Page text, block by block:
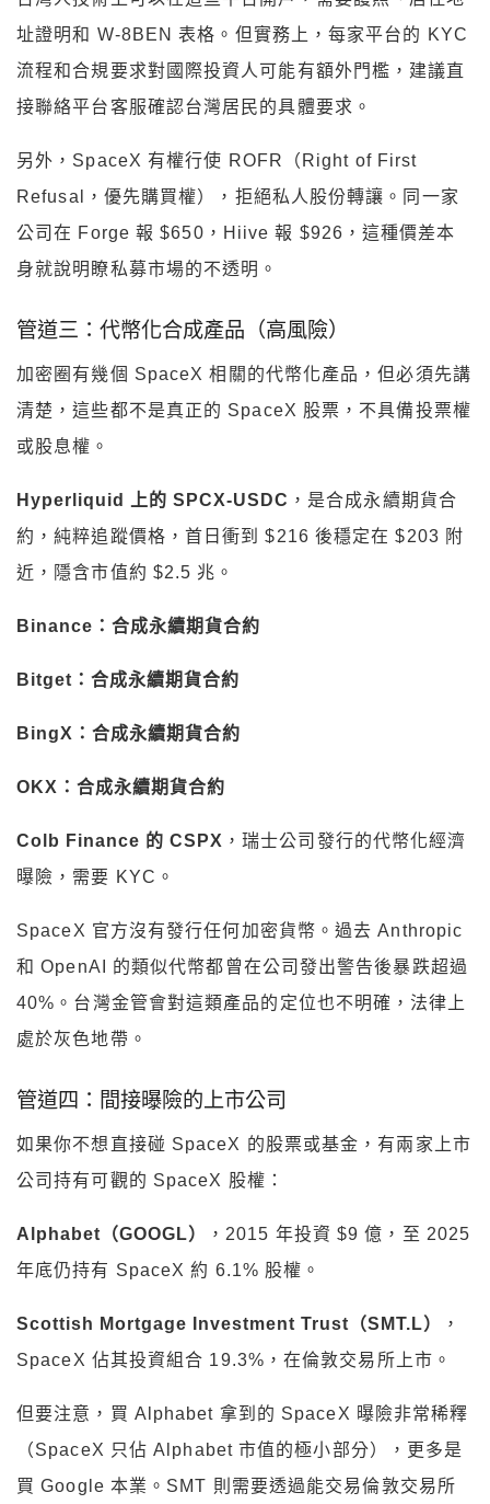
址證明和 W-8BEN 表格。但實務上，每家平台的 KYC
流程和合規要求對國際投資人可能有額外門檻，建議直
接聯絡平台客服確認台灣居民的具體要求。
另外，SpaceX 有權行使 ROFR（Right of First
Refusal，優先購買權），拒絕私人股份轉讓。同一家
公司在 Forge 報 $650，Hiive 報 $926，這種價差本
身就說明瞭私募市場的不透明。
管道三：代幣化合成產品（高風險）
加密圈有幾個 SpaceX 相關的代幣化產品，但必須先講
清楚，這些都不是真正的 SpaceX 股票，不具備投票權
或股息權。
Hyperliquid 上的 SPCX-USDC ，是合成永續期貨合
約，純粹追蹤價格，首日衝到 $216 後穩定在 $203 附
近，隱含市值約 $2.5 兆。
Binance：合成永續期貨合約
Bitget：合成永續期貨合約
BingX：合成永續期貨合約
OKX：合成永續期貨合約
Colb Finance 的 CSPX ，瑞士公司發行的代幣化經濟
曝險，需要 KYC。
SpaceX 官方沒有發行任何加密貨幣。過去 Anthropic
和 OpenAI 的類似代幣都曾在公司發出警告後暴跌超過
40%。台灣金管會對這類產品的定位也不明確，法律上
處於灰色地帶。
管道四：間接曝險的上市公司
如果你不想直接碰 SpaceX 的股票或基金，有兩家上市
公司持有可觀的 SpaceX 股權：
Alphabet（GOOGL）
，2015 年投資 $9 億，至 2025
年底仍持有 SpaceX 約 6.1% 股權。
Scottish Mortgage Investment Trust（SMT.L）
，
SpaceX 佔其投資組合 19.3%，在倫敦交易所上市。
但要注意，買 Alphabet 拿到的 SpaceX 曝險非常稀釋
（SpaceX 只佔 Alphabet 市值的極小部分），更多是
買 Google 本業。SMT 則需要透過能交易倫敦交易所